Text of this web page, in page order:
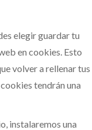
elegir guardar tu
en cookies. Esto
volver a rellenar tus
tendrán una
instalaremos una